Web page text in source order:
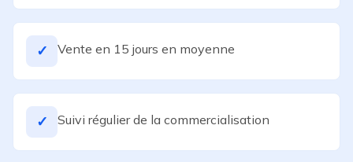
✓ Vente en 15 jours en moyenne
✓ Suivi régulier de la commercialisation